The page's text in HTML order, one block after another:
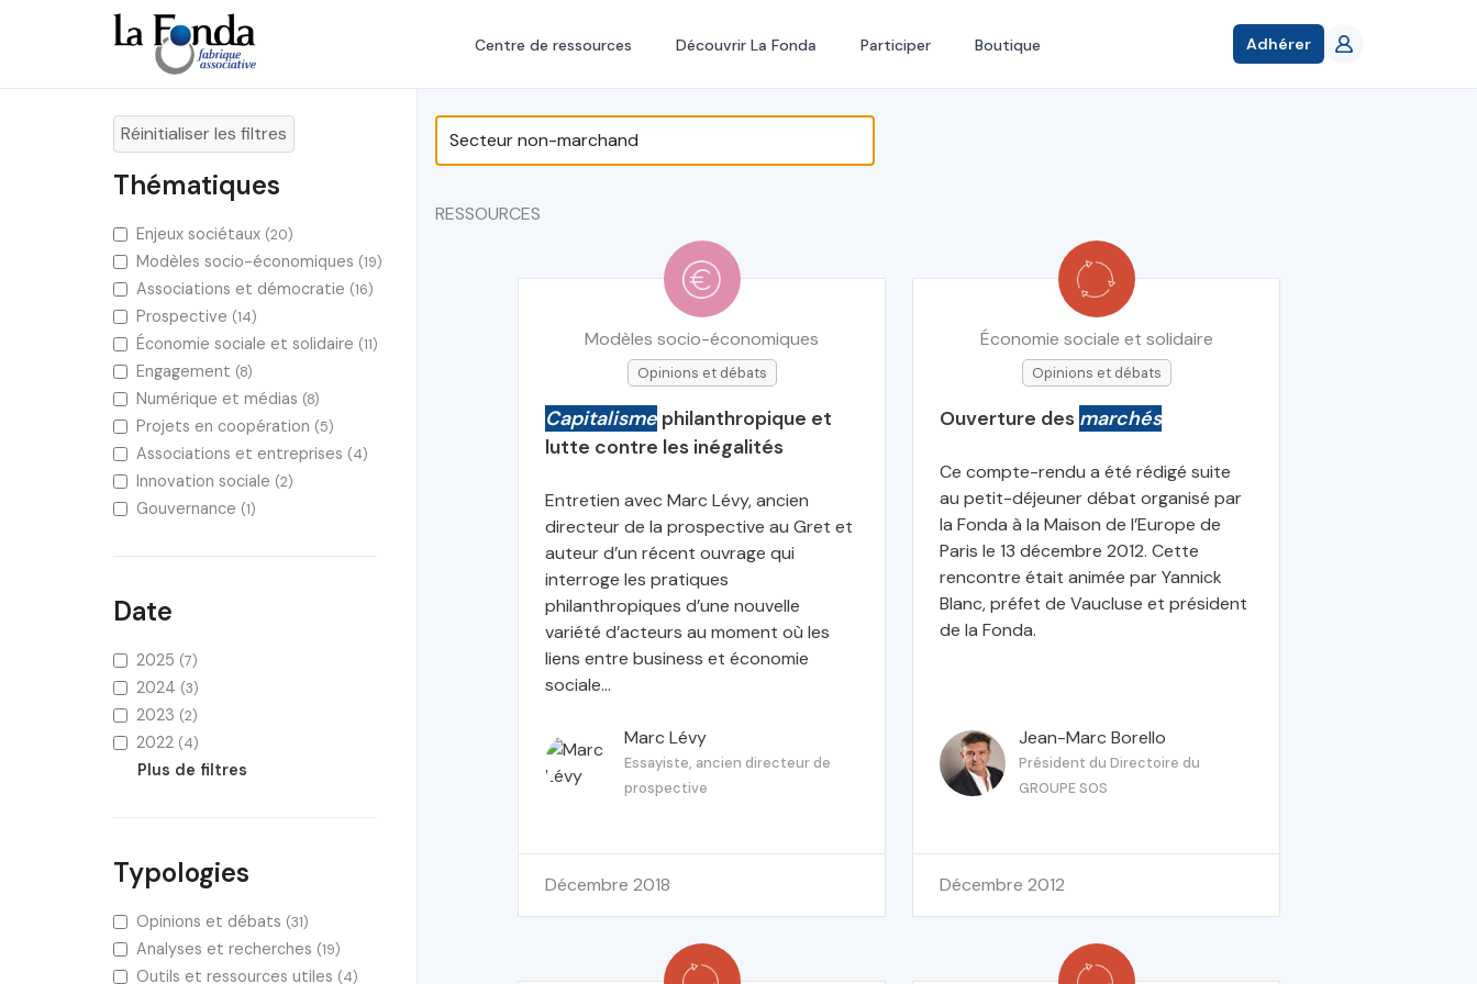
principal
Centre de ressources Découvrir La Fonda Participer Boutique Adhérer
Réinitialiser les filtres
Thématiques
Enjeux sociétaux (20)
Modèles socio-économiques (19)
Associations et démocratie (16)
Prospective (14)
Économie sociale et solidaire (11)
Engagement (8)
Numérique et médias (8)
Projets en coopération (5)
Associations et entreprises (4)
Innovation sociale (2)
Gouvernance (1)
Date
2025 (7)
2024 (3)
2023 (2)
2022 (4)
Plus de filtres
Typologies
Opinions et débats (31)
Analyses et recherches (19)
Outils et ressources utiles (4)
RESSOURCES
Modèles socio-économiques
Opinions et débats
Capitalisme philanthropique et
lutte contre les inégalités
Entretien avec Marc Lévy, ancien
directeur de la prospective au Gret et
auteur d’un récent ouvrage qui
interroge les pratiques
philanthropiques d’une nouvelle
variété d’acteurs au moment où les
liens entre business et économie
sociale...
Marc Lévy
Essayiste, ancien directeur de
prospective
décembre 2018
Économie sociale et solidaire
Opinions et débats
Ouverture des marchés
Ce compte-rendu a été rédigé suite
au petit-déjeuner débat organisé par
la Fonda à la Maison de l’Europe de
Paris le 13 décembre 2012. Cette
rencontre était animée par Yannick
Blanc, préfet de Vaucluse et président
de la Fonda.
Jean-Marc Borello
Président du Directoire du
GROUPE SOS
décembre 2012